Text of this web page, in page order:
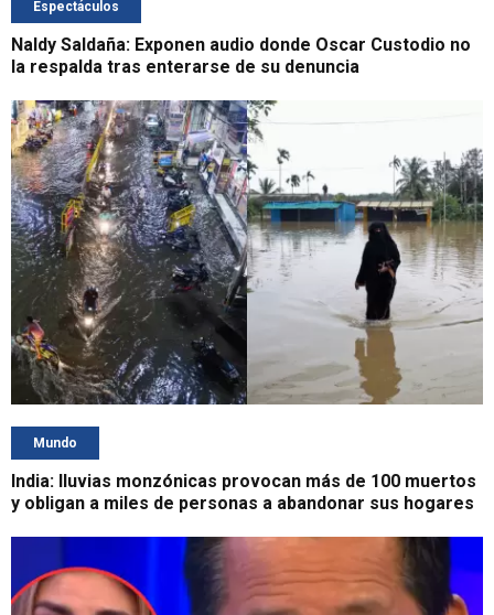
Espectáculos
Naldy Saldaña: Exponen audio donde Oscar Custodio no
la respalda tras enterarse de su denuncia
Mundo
India: lluvias monzónicas provocan más de 100 muertos
y obligan a miles de personas a abandonar sus hogares